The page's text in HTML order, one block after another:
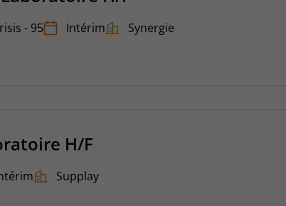
- 95 Intérim
Synergie
H/F
Supplay